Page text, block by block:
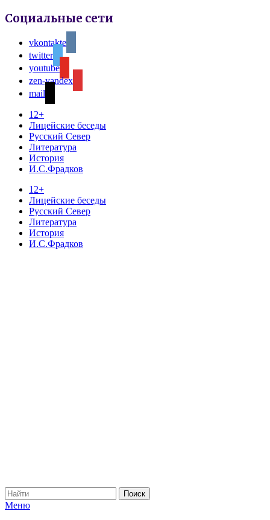
Социальные сети
vkontakte
twitter
youtube
zen-yandex
mail
12+
Лицейские беседы
Русский Север
Литература
История
И.С.Фрадков
12+
Лицейские беседы
Русский Север
Литература
История
И.С.Фрадков
Меню